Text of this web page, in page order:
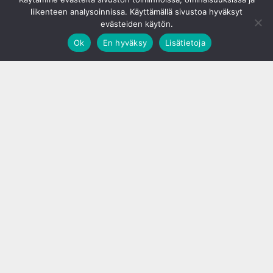
liikenteen analysoinnissa. Käyttämällä sivustoa hyväksyt
evästeiden käytön.
Ok
En hyväksy Lisätietoja